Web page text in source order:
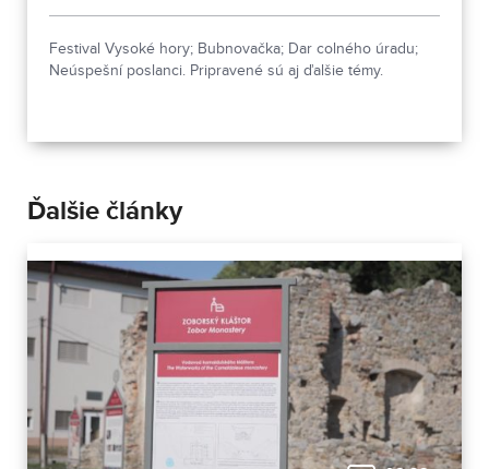
Festival Vysoké hory; Bubnovačka; Dar colného úradu;
Neúspešní poslanci. Pripravené sú aj ďalšie témy.
Ďalšie články